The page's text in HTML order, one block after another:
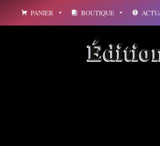
PANIER BOUTIQUE